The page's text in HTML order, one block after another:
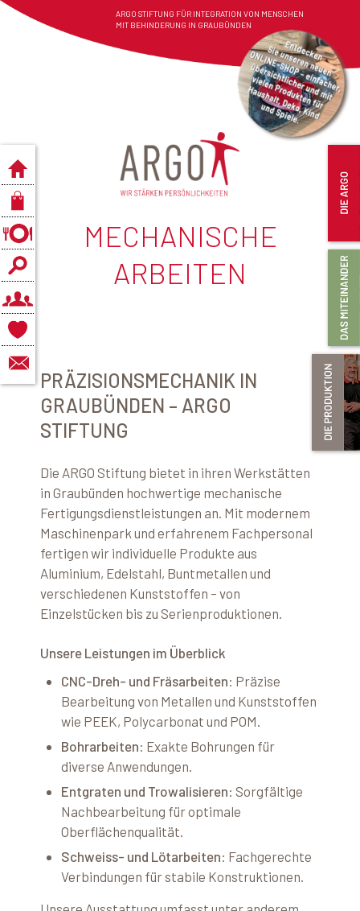
ARGO STIFTUNG FÜR INTEGRATION VON MENSCHEN
MIT BEHINDERUNG IN GRAUBÜNDEN
MECHANISCHE
ARBEITEN
PRÄZISIONSMECHANIK IN
GRAUBÜNDEN – ARGO
STIFTUNG
Die ARGO Stiftung bietet in ihren Werkstätten
in Graubünden hochwertige mechanische
Fertigungsdienstleistungen an. Mit modernem
Maschinenpark und erfahrenem Fachpersonal
fertigen wir individuelle Produkte aus
Aluminium, Edelstahl, Buntmetallen und
verschiedenen Kunststoffen – von
Einzelstücken bis zu Serienproduktionen.
Unsere Leistungen im Überblick
CNC-Dreh- und Fräsarbeiten: Präzise
Bearbeitung von Metallen und Kunststoffen
wie PEEK, Polycarbonat und POM.
Bohrarbeiten: Exakte Bohrungen für
diverse Anwendungen.
Entgraten und Trowalisieren: Sorgfältige
Nachbearbeitung für optimale
Oberflächenqualität.
Schweiss- und Lötarbeiten: Fachgerechte
Verbindungen für stabile Konstruktionen.​